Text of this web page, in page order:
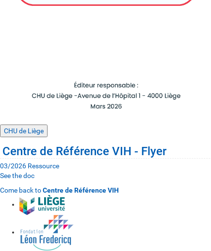
CHU de Liège
Centre de Référence VIH - Flyer
03/2026 Ressource
See the doc
Come back toCentre de Référence VIH